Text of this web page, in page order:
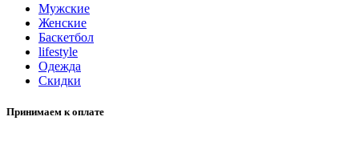
Мужские
Женские
Баскетбол
lifestyle
Одежда
Скидки
Принимаем к оплате